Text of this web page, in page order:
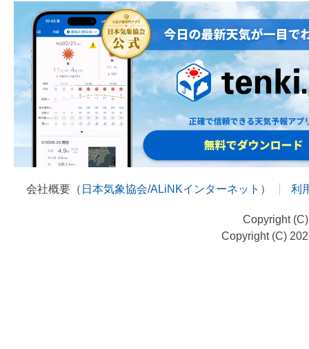
会社概要（ 日本気象協会/ALiNKインターネット ） 利
Copyright
Copyright (C)